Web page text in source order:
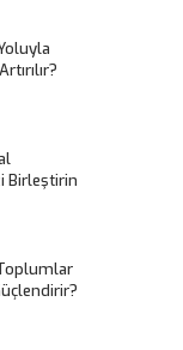
Birleştirin